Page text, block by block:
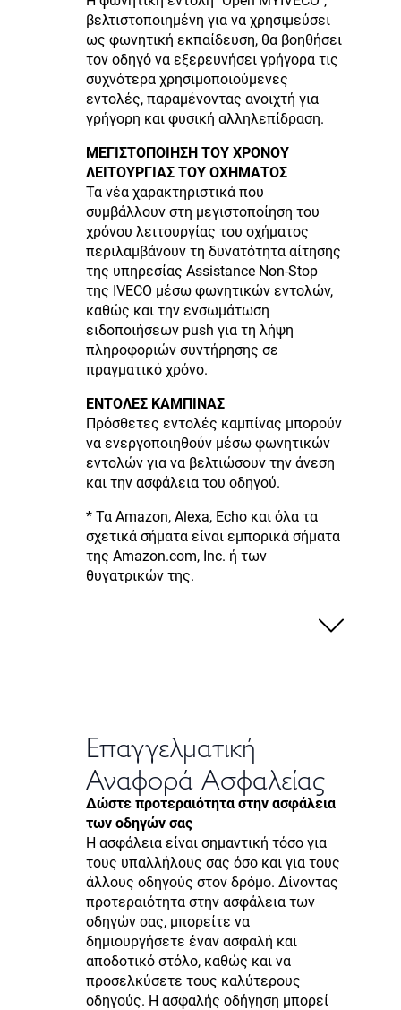
βελτιστοποιημένη για να χρησιμεύσει
ως φωνητική εκπαίδευση, θα βοηθήσει
τον οδηγό να εξερευνήσει γρήγορα τις
συχνότερα χρησιμοποιούμενες
εντολές, παραμένοντας ανοιχτή για
γρήγορη και φυσική αλληλεπίδραση.
ΜΕΓΙΣΤΟΠΟΙΗΣΗ ΤΟΥ ΧΡΟΝΟΥ
ΛΕΙΤΟΥΡΓΙΑΣ ΤΟΥ ΟΧΗΜΑΤΟΣ
Τα νέα χαρακτηριστικά που
συμβάλλουν στη μεγιστοποίηση του
χρόνου λειτουργίας του οχήματος
περιλαμβάνουν τη δυνατότητα αίτησης
της υπηρεσίας Assistance Non-Stop
της IVECO μέσω φωνητικών εντολών,
καθώς και την ενσωμάτωση
ειδοποιήσεων push για τη λήψη
πληροφοριών συντήρησης σε
πραγματικό χρόνο.
ΕΝΤΟΛΕΣ ΚΑΜΠΙΝΑΣ
Πρόσθετες εντολές καμπίνας μπορούν
να ενεργοποιηθούν μέσω φωνητικών
εντολών για να βελτιώσουν την άνεση
και την ασφάλεια του οδηγού.
* Τα Amazon, Alexa, Echo και όλα τα
σχετικά σήματα είναι εμπορικά σήματα
της Amazon.com, Inc. ή των
θυγατρικών της.
Επαγγελματική
Αναφορά Ασφαλείας
Δώστε προτεραιότητα στην ασφάλεια
των οδηγών σας
Η ασφάλεια είναι σημαντική τόσο για
τους υπαλλήλους σας όσο και για τους
άλλους οδηγούς στον δρόμο. Δίνοντας
προτεραιότητα στην ασφάλεια των
οδηγών σας, μπορείτε να
δημιουργήσετε έναν ασφαλή και
αποδοτικό στόλο, καθώς και να
προσελκύσετε τους καλύτερους
οδηγούς. Η ασφαλής οδήγηση μπορεί